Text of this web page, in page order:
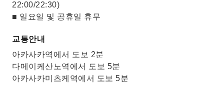
22:00/22:30)
■ 일요일 및 공휴일 휴무
교통안내
아카사카역에서 도보 2분
다메이케산노역에서 도보 5분
아카사카미츠케역에서 도보 5분